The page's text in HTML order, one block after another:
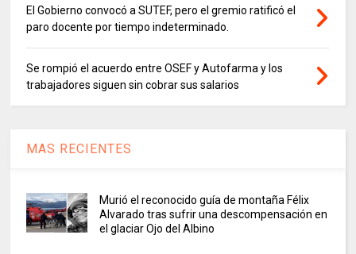
El Gobierno convocó a SUTEF, pero el gremio ratificó el
paro docente por tiempo indeterminado.
Se rompió el acuerdo entre OSEF y Autofarma y los
trabajadores siguen sin cobrar sus salarios
MAS RECIENTES
Murió el reconocido guía de montaña Félix
Alvarado tras sufrir una descompensación en
el glaciar Ojo del Albino